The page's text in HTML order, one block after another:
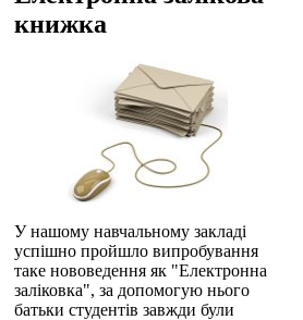
книжка
У нашому навчальному закладі
успішно пройшло випробування
таке нововедення як "Електронна
заліковка", за допомогую нього
батьки студентів завжди були